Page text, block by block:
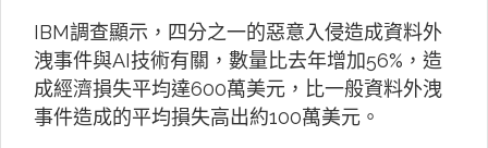
IBM調查顯示，四分之一的惡意入侵造成資料外
洩事件與AI技術有關，數量比去年增加56%，造
成經濟損失平均達600萬美元，比一般資料外洩
事件造成的平均損失高出約100萬美元。